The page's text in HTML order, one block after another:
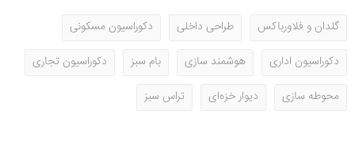
گلدان و فلاورباکس طراحی داخلی
دکوراسیون مسکونی
دکوراسیون اداری
هوشمند سازی بام سبز
دکوراسیون تجاری
محوطه سازی
دیوار خزه‌ای تراس سبز